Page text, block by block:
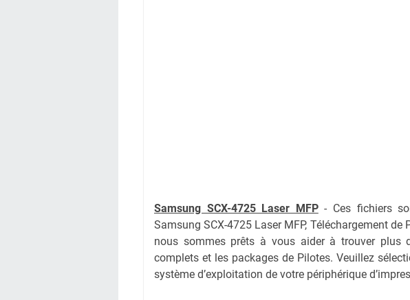
Samsung SCX-4725 Laser MFP - Ces fichiers
Samsung SCX-4725 Laser MFP, Téléchargement
nous sommes prêts à vous aider à trouver plus
complets et les packages de Pilotes. Veuillez
système d’exploitation de votre périphérique